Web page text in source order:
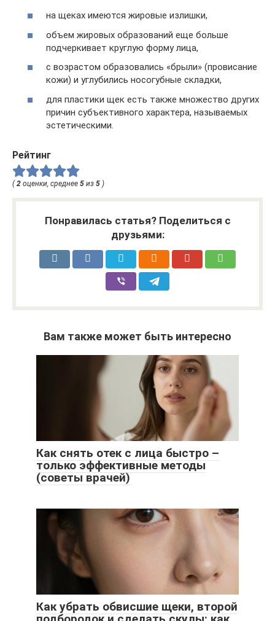
на щеках имеются жировые излишки,
объем жировых образований еще больше
подчеркивает круглую форму лица,
с возрастом образовались «брыли» (провисание
кожи) и углубились носогубные складки,
для пластики щек есть также множество других
причин субъективного характера, называемых
эстетическими.
Рейтинг
( 2 оценки, среднее 5 из 5 )
Понравилась статья? Поделиться с
друзьями:
Вам также может быть интересно
Как снять отек с лица быстро –
только эффективные методы
(советы врачей)
Как убрать обвисшие щеки, второй